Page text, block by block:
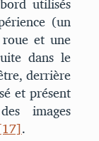
(un
et une
dans le
derrière
et présent
images
.